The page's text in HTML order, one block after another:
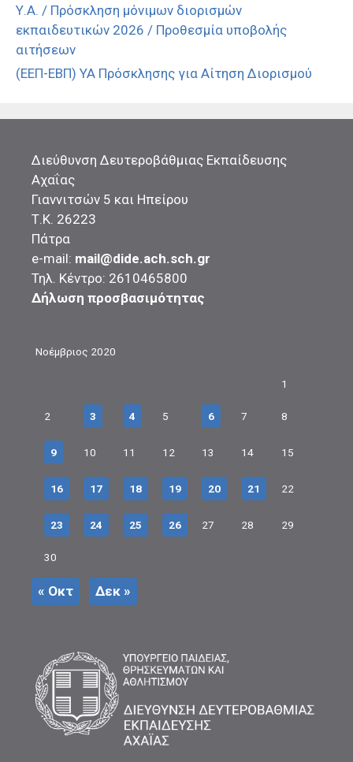
Υ.Α. / Πρόσκληση μόνιμων διορισμών
εκπαιδευτικών 2026 / Προθεσμία υποβολής
αιτήσεων
(ΕΕΠ-ΕΒΠ) ΥΑ Πρόσκλησης για Αίτηση Διορισμού
Διεύθυνση Δευτεροβάθμιας Εκπαίδευσης
Αχαΐας
Γιαννιτσών 5 και Ηπείρου
Τ.Κ. 26223
Πάτρα
e-mail: mail@dide.ach.sch.gr
Τηλ. Κέντρο: 2610465800
Δήλωση προσβασιμότητας
Νοέμβριος 2020
1
2 3 4 5 6 7 8
9 10 11 12 13 14 15
16 17 18 19 20 21 22
23 24 25 26 27 28 29
30
« Οκτ Δεκ »